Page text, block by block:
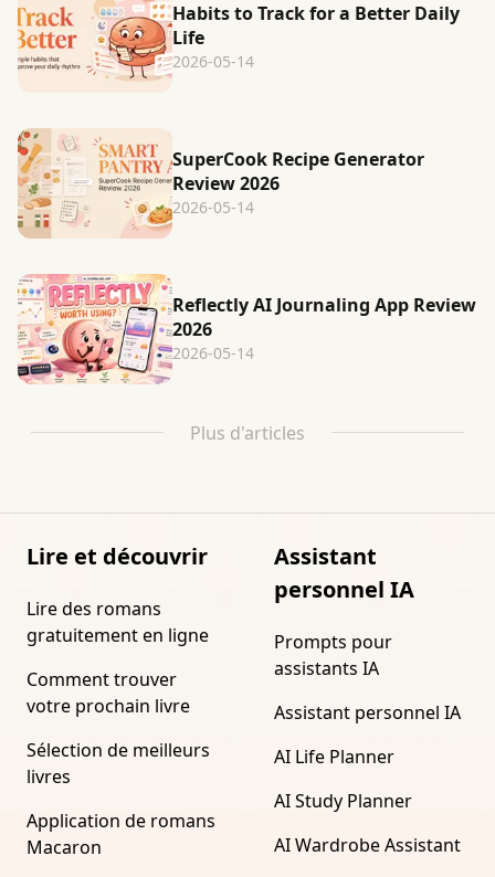
Habits to Track for a Better Daily
Life
2026-05-14
SuperCook Recipe Generator
Review 2026
2026-05-14
Reflectly AI Journaling App Review
2026
2026-05-14
Plus d'articles
Lire et découvrir
Lire des romans
gratuitement en ligne
Comment trouver
votre prochain livre
Sélection de meilleurs
livres
Application de romans
Macaron
Assistant
personnel IA
Prompts pour
assistants IA
Assistant personnel IA
AI Life Planner
AI Study Planner
AI Wardrobe Assistant